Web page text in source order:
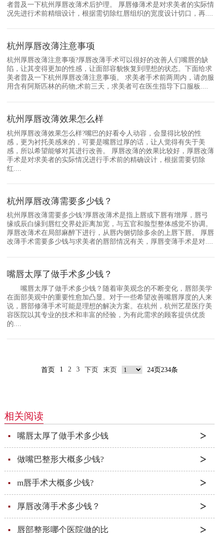
者普及一下杭州厚唇改薄术后护理。 厚唇修薄术是对求美者的实际情
况先进行术前精细设计，根据需切除红唇组织的宽度设计切口，再....
杭州厚唇改薄注意事项
杭州厚唇改薄注意事项?厚唇改薄手术可以很好的改善人们嘴唇的缺
陷，让其变得更加的性感，让面部容貌恢复到理想的状态。下面给求
美者普及一下杭州厚唇改薄注意事项。 求美者手术前两周内，请勿服
用含有阿斯匹林的药物;术前三天，求美者可在医生指导下口服板....
杭州厚唇改薄效果怎么样
杭州厚唇改薄效果怎么样?嘴巴的好看令人动容，会显得比较的性
感，更为衬托美感来的，可要是嘴唇过厚的话，让人觉得有失于美
感，所以希望能够对其进行改善。 厚唇改薄的效果比较好，厚唇改薄
手术是对求美者的实际情况进行手术前的精确设计，根据需要切除
红....
杭州厚唇改薄需要多少钱？
杭州厚唇改薄需要多少钱?厚唇改薄术是指上唇或下唇有增厚，唇弓
缘或辰白缘到唇红交界处距离加宽，与五官和脸型整体感觉不协调。
厚唇改薄术在局部麻醉下进行，从唇内侧切除多余的上唇下唇。 厚唇
改薄手术需要多少钱与求美者的唇部情况有关，厚唇变薄手术是对....
嘴唇太厚了做手术多少钱？
嘴唇太厚了做手术多少钱？随着审美观念的不断变化，唇部美学
在面部美观中的重要性愈加凸显。对于一些希望改善嘴唇厚度的人来
说，唇部修薄手术可能是理想的解决方案。在杭州，杭州艺星医疗美
容医院以其专业的技术和丰富的经验，为有此需求的顾客提供优质
的....
首页 1 2 3 下页 末页 24页234条
相关阅读
嘴唇太厚了做手术多少钱
做嘴巴整形大概多少钱?
m唇手术大概多少钱?
厚唇改薄手术多少钱？
唇部整形哪个医院做的比